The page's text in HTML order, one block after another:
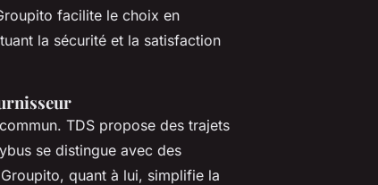
facilite le choix en
la sécurité et la satisfaction
TDS propose des trajets
se distingue avec des
quant à lui, simplifie la